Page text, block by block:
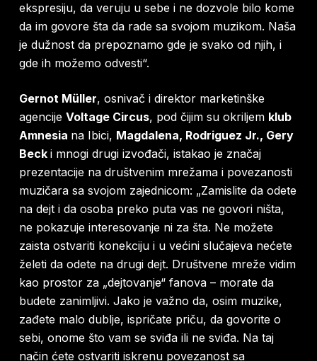
ekspresiju, da veruju u sebe i ne dozvole bilo kome
da im govore šta da rade sa svojom muzikom. Naša
je dužnost da prepoznamo gde je svako od njih, i
gde ih možemo odvesti“.
Gernot Müller, osnivač i direktor marketinške
agencije Voltage Circus, pod čijim su okriljem klub
Amnesia na Ibici, Magdalena, Rodriguez Jr., Gery
Beck i mnogi drugi izvođači, istakao je značaj
prezentacije na društvenim mrežama i povezanosti
muzičara sa svojom zajednicom: „Zamislite da odete
na dejt i da osoba preko puta vas ne govori ništa,
ne pokazuje interesovanje ni za šta. Ne možete
zaista ostvariti konekciju i u većini slučajeva nećete
želeti da odete na drugi dejt. Društvene mreže vidim
kao prostor za „dejtovanje“ fanova – morate da
budete zanimljivi. Jako je važno da, osim muzike,
zađete malo dublje, ispričate priču, da govorite o
sebi, onome što vam se sviđa ili ne sviđa. Na taj
način ćete ostvariti iskrenu povezanost sa